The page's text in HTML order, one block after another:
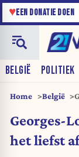
♥EEN DONATIE DOEN
BELGIË POLITIEK
Home België
Georges-
het liefst